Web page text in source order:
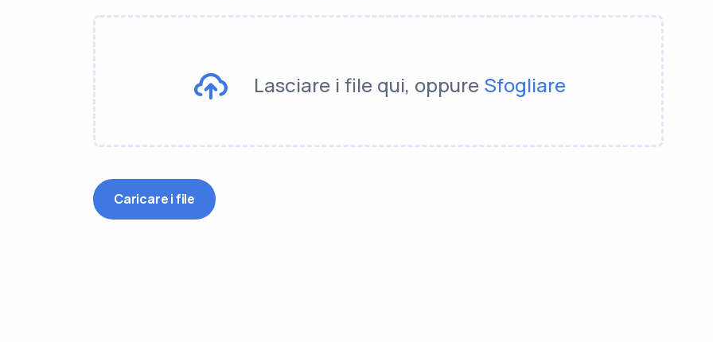
Lasciare i file qui, oppure Sfogliare